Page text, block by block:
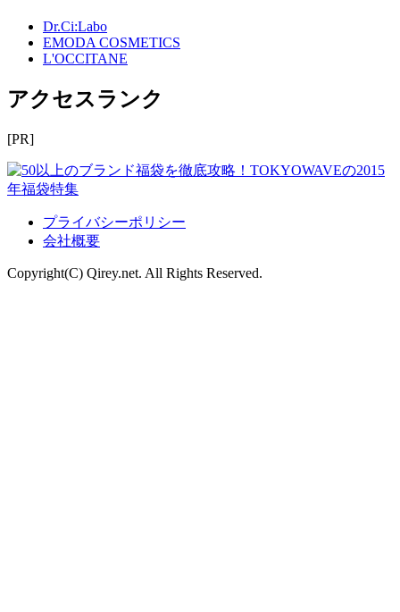
Dr.Ci:Labo
EMODA COSMETICS
L'OCCITANE
アクセスランク
[PR]
プライバシーポリシー
会社概要
Copyright(C) Qirey.net. All Rights Reserved.